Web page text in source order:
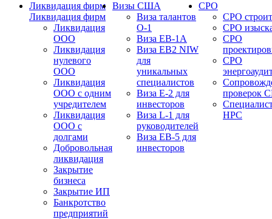
Ликвидация фирм
Ликвидация фирм
Ликвидация
ООО
Ликвидация
нулевого
ООО
Ликвидация
ООО с одним
учредителем
Ликвидация
ООО с
долгами
Добровольная
ликвидация
Закрытие
бизнеса
Закрытие ИП
Банкротство
предприятий
Визы США
Виза талантов
О-1
Виза EB-1A
Виза EB2 NIW
для
уникальных
специалистов
Виза E-2 для
инвесторов
Виза L-1 для
руководителей
Виза EB-5 для
инвесторов
СРО
СРО
СРО
СРО
СРО
проверок
НРС